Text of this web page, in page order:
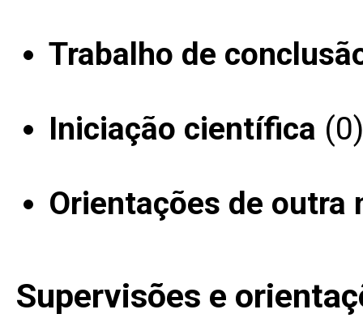
Trabalho de
Iniciação científica (0)
Orientações de outra
Supervisões e